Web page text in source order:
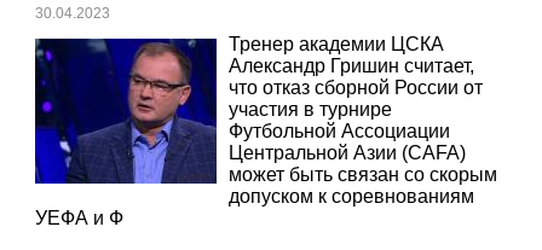
30.04.2023
Тренер академии ЦСКА
Александр Гришин считает,
что отказ сборной России от
участия в турнире
Футбольной Ассоциации
Центральной Азии (CAFA)
может быть связан со скорым
допуском к соревнованиям
УЕФА и Ф